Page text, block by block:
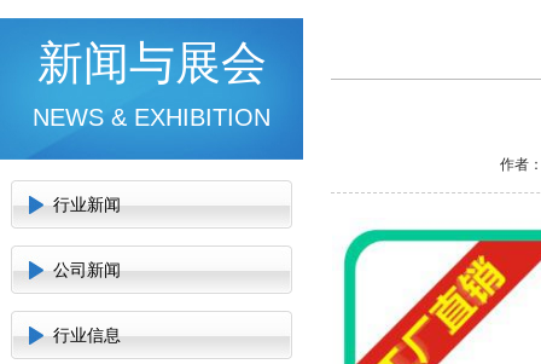
新闻与展会
NEWS & EXHIBITION
行业新闻
公司新闻
行业信息
作者